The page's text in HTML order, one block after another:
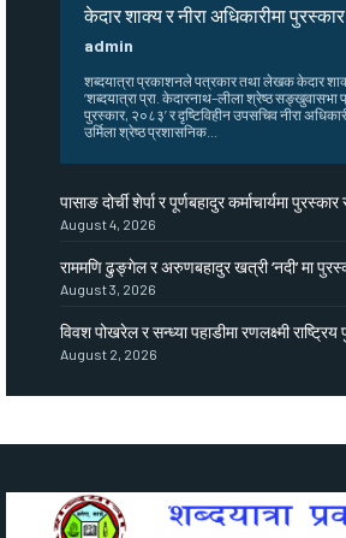
केदार शाक्य र नीरा अधिकारीमा
admin
शब्दयात्रा प्रकाशनले पत्रकार तथा लेखक केदार
‘शब्दयात्रा प्रा. केदारनाथ–लीला श्रेष्ठ सङ्खुवासभा
पुरस्कार, २०८३’ र दृष्टिविहीन उपसचिव नीरा
उर्मिला श्रेष्ठ प्रशासनिक...
पासाङ दोर्ची शेर्पा र पूर्णबहादुर कर्माचार्यमा
August 4, 2026
राममणि ढुङ्गेल र अरुणबहादुर खत्री ‘नदी’ मा
August 3, 2026
विवश पोखरेल र सन्ध्या पहाडीमा रणलक्ष्मी
August 2, 2026